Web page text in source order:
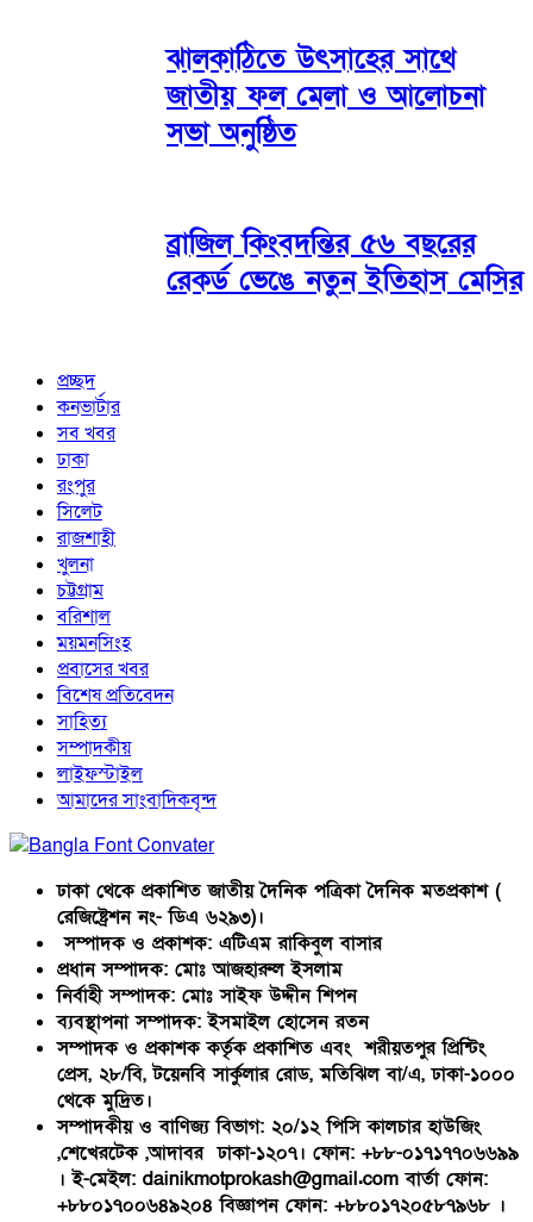
ঝালকাঠিতে উৎসাহের সাথে
জাতীয় ফল মেলা ও আলোচনা
সভা অনুষ্ঠিত
ব্রাজিল কিংবদন্তির ৫৬ বছরের
রেকর্ড ভেঙে নতুন ইতিহাস মেসির
প্রচ্ছদ
কনভার্টার
সব খবর
ঢাকা
রংপুর
সিলেট
রাজশাহী
খুলনা
চট্টগ্রাম
বরিশাল
ময়মনসিংহ
প্রবাসের খবর
বিশেষ প্রতিবেদন
সাহিত্য
সম্পাদকীয়
লাইফস্টাইল
আমাদের সাংবাদিকবৃন্দ
ঢাকা থেকে প্রকাশিত জাতীয় দৈনিক পত্রিকা দৈনিক মতপ্রকাশ (
রেজিষ্ট্রেশন নং- ডিএ ৬২৯৩)।
সম্পাদক ও প্রকাশক: এটিএম রাকিবুল বাসার
প্রধান সম্পাদক: মোঃ আজহারুল ইসলাম
নির্বাহী সম্পাদক: মোঃ সাইফ উদ্দীন শিপন
ব্যবস্থাপনা সম্পাদক: ইসমাইল হোসেন রতন
সম্পাদক ও প্রকাশক কর্তৃক প্রকাশিত এবং শরীয়তপুর প্রিন্টিং
প্রেস, ২৮/বি, টয়েনবি সার্কুলার রোড, মতিঝিল বা/এ, ঢাকা-১০০০
থেকে মুদ্রিত।
সম্পাদকীয় ও বাণিজ্য বিভাগ: ২০/১২ পিসি কালচার হাউজিং
,শেখেরটেক ,আদাবর ঢাকা-১২০৭। ফোন: +৮৮-০১৭১৭৭০৬৬৯৯
। ই-মেইল: dainikmotprokash@gmail.com বার্তা ফোন:
+৮৮০১৭০০৬৪৯২০৪ বিজ্ঞাপন ফোন: +৮৮০১৭২০৫৮৭৯৬৮ ।